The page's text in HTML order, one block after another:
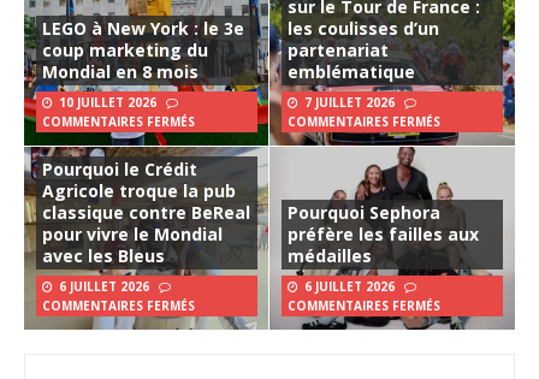
LEGO à New York : le 3e
coup marketing du
Mondial en 8 mois
10 JUILLET 2026
COMMENTAIRES FERMÉS
sur le Tour de France :
les coulisses d’un
partenariat
emblématique
7 JUILLET 2026
COMMENTAIRES FERMÉS
Pourquoi le Crédit
Agricole troque la pub
classique contre BeReal
pour vivre le Mondial
avec les Bleus
6 JUILLET 2026
COMMENTAIRES FERMÉS
Pourquoi Sephora
préfère les failles aux
médailles
6 JUILLET 2026
COMMENTAIRES FERMÉS